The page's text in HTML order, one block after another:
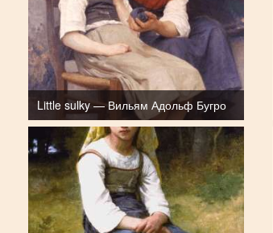
Little sulky — Вильям Адольф Бугро